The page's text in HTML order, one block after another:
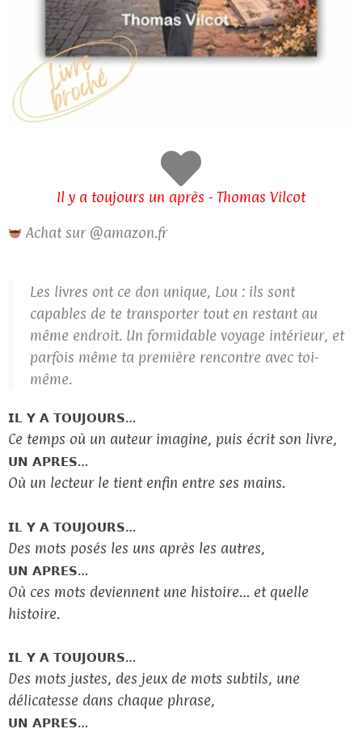
Il y a toujours un après - Thomas Vilcot
Achat sur @amazon.fr
Les livres ont ce don unique, Lou : ils sont
capables de te transporter tout en restant au
même endroit. Un formidable voyage intérieur, et
parfois même ta première rencontre avec toi-
même.
𝗜𝗟 𝗬 𝗔 𝗧𝗢𝗨𝗝𝗢𝗨𝗥𝗦…
Ce temps où un auteur imagine, puis écrit son livre,
𝗨𝗡 𝗔𝗣𝗥𝗘𝗦…
Où un lecteur le tient enfin entre ses mains.
𝗜𝗟 𝗬 𝗔 𝗧𝗢𝗨𝗝𝗢𝗨𝗥𝗦…
Des mots posés les uns après les autres,
𝗨𝗡 𝗔𝗣𝗥𝗘𝗦…
Où ces mots deviennent une histoire… et quelle
histoire.
𝗜𝗟 𝗬 𝗔 𝗧𝗢𝗨𝗝𝗢𝗨𝗥𝗦…
Des mots justes, des jeux de mots subtils, une
délicatesse dans chaque phrase,
𝗨𝗡 𝗔𝗣𝗥𝗘𝗦…